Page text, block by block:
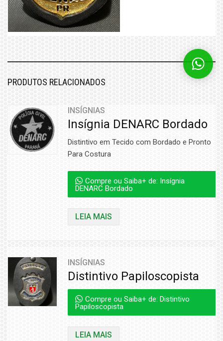
PRODUTOS RELACIONADOS
INSÍGNIAS
Insígnia DENARC Bordado
Distintivo em Tecido com Bordado e Pronto
Para Costura
Compre ou Saiba+ de: Insígnia
DENARC Bordado
LEIA MAIS
INSÍGNIAS
Distintivo Papiloscopista
Compre ou Saiba+ de: Distintivo
Papiloscopista
LEIA MAIS